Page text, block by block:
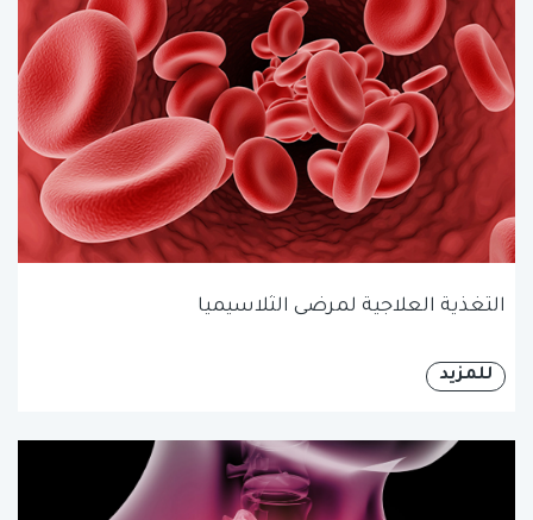
التغذية العلاجية لمرضى الثلاسيميا
للمزيد